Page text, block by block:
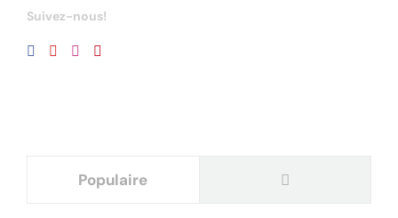
Suivez-nous!
Populaire Commentaires